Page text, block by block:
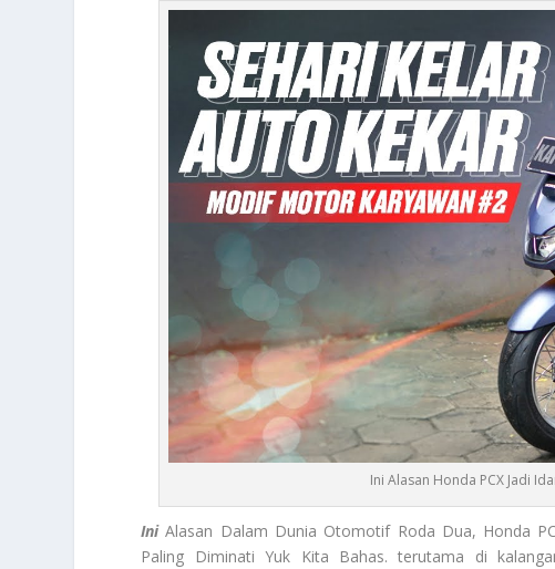
Ini Alasan Honda PCX Jadi
IniAlasan Dalam Dunia Otomotif Roda Dua, Honda
Paling Diminati Yuk Kita Bahas. terutama di